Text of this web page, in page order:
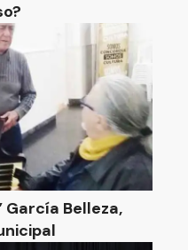
García Belleza,